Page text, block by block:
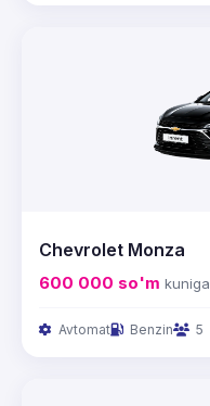
Chevrolet Monza
600 000 so'm kuniga
Avtomat Benzin 5